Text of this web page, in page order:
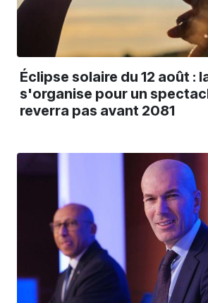
Éclipse solaire du 12 août :
s'organise pour un
reverra pas avant 2081